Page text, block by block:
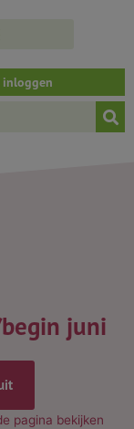
inloggen
juni
pagina bekijken